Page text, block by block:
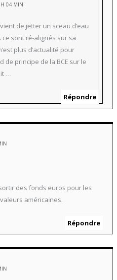
H 04 MIN
de jetter un sceau d’eau
sont ré-alignés sur sa
plus d’actualité pour
de principe de la BCE sur le
…
Répondre
des fonds euros pour les
américaines.
Répondre